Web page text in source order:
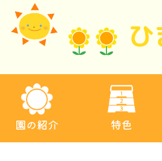
園の紹介 特色